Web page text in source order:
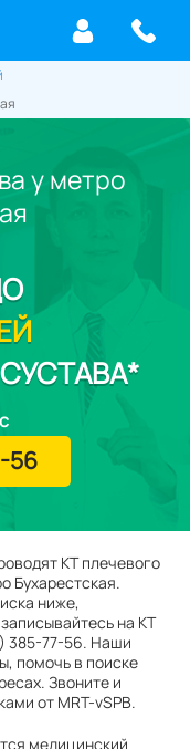
у метро
КТ плечевого
Бухарестская.
ниже,
на КТ
385-77-56. Наши
помочь в поиске
Звоните и
от MRT-vSPB.
медицинский
56